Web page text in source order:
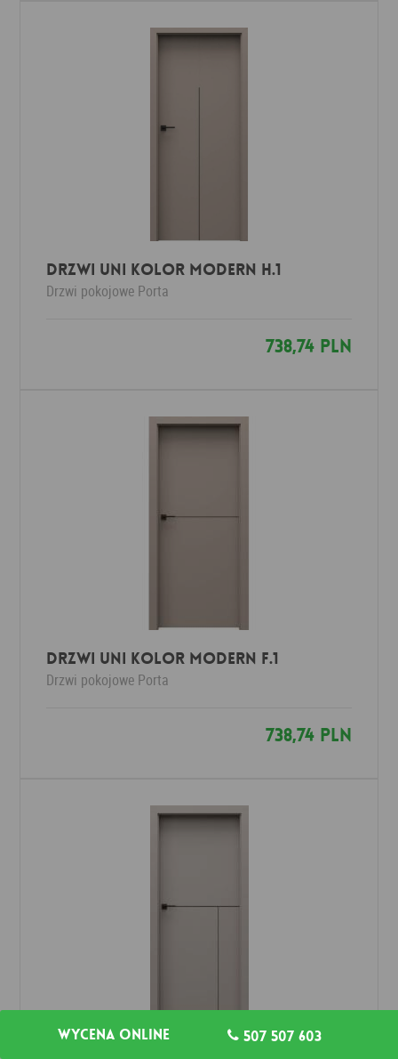
Wycena online 507 507 603
Drzwi UNI KOLOR MODERN H.1
Drzwi pokojowe Porta
738,74 PLN
Drzwi UNI KOLOR MODERN F.1
Drzwi pokojowe Porta
738,74 PLN
Drzwi UNI KOLOR MODERN L.1